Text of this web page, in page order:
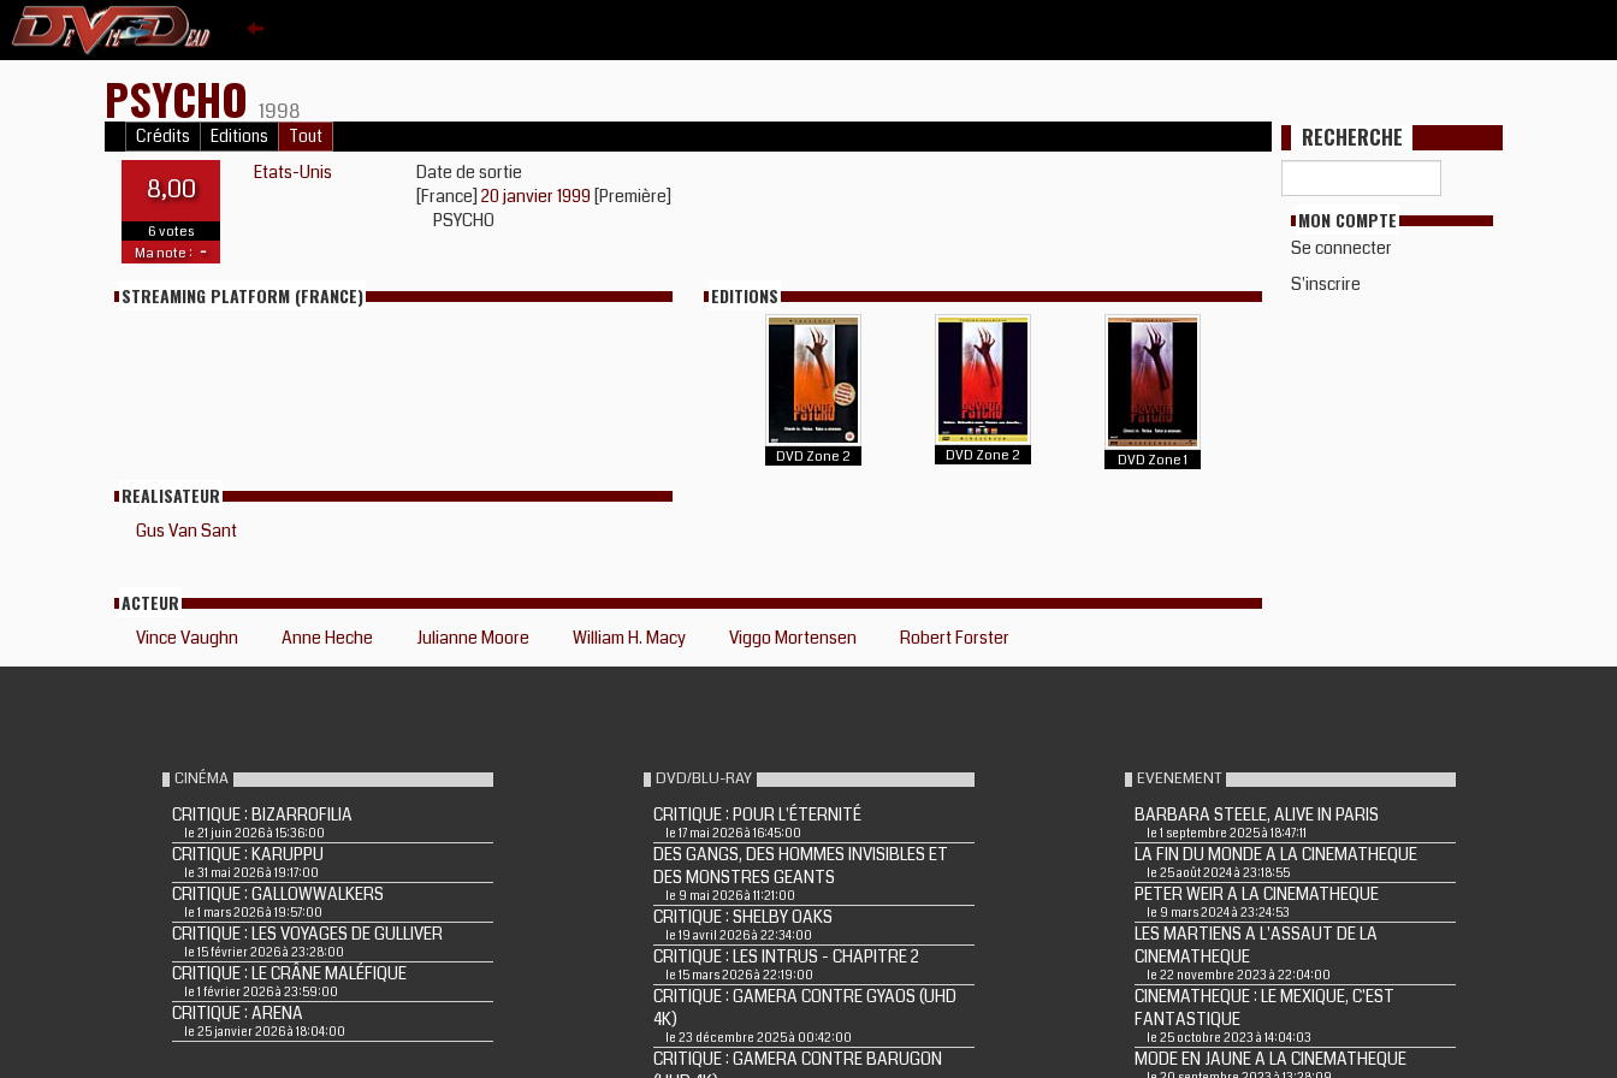
PSYCHO 1998
Crédits Editions Tout
8,00
6 votes
Ma note : -
Etats-Unis
Date de sortie
[France]20 janvier 1999 [Première]
PSYCHO
STREAMING PLATFORM (FRANCE) EDITIONS
DVD Zone 2 DVD Zone 2 DVD Zone 1
REALISATEUR
Gus Van Sant
ACTEUR
Vince Vaughn Anne Heche Julianne Moore William H. Macy Viggo Mortensen Robert Forster
RECHERCHE
MON COMPTE
Se connecter
S'inscrire
CINÉMA
CRITIQUE : BIZARROFILIA
le 21 juin 2026 à 15:36:00
CRITIQUE : KARUPPU
le 31 mai 2026 à 19:17:00
CRITIQUE : GALLOWWALKERS
le 1 mars 2026 à 19:57:00
CRITIQUE : LES VOYAGES DE GULLIVER
le 15 février 2026 à 23:28:00
CRITIQUE : LE CRÂNE MALÉFIQUE
le 1 février 2026 à 23:59:00
CRITIQUE : ARENA
le 25 janvier 2026 à 18:04:00
DVD/BLU-RAY
CRITIQUE : POUR L'ÉTERNITÉ
le 17 mai 2026 à 16:45:00
DES GANGS, DES HOMMES INVISIBLES ET
DES MONSTRES GEANTS
le 9 mai 2026 à 11:21:00
CRITIQUE : SHELBY OAKS
le 19 avril 2026 à 22:34:00
CRITIQUE : LES INTRUS - CHAPITRE 2
le 15 mars 2026 à 22:19:00
CRITIQUE : GAMERA CONTRE GYAOS (UHD
4K)
le 23 décembre 2025 à 00:42:00
CRITIQUE : GAMERA CONTRE BARUGON
EVENEMENT
BARBARA STEELE, ALIVE IN PARIS
le 1 septembre 2025 à 18:47:11
LA FIN DU MONDE A LA CINEMATHEQUE
le 25 août 2024 à 23:18:55
PETER WEIR A LA CINEMATHEQUE
le 9 mars 2024 à 23:24:53
LES MARTIENS A L'ASSAUT DE LA
CINEMATHEQUE
le 22 novembre 2023 à 22:04:00
CINEMATHEQUE : LE MEXIQUE, C'EST
FANTASTIQUE
le 25 octobre 2023 à 14:04:03
MODE EN JAUNE A LA CINEMATHEQUE